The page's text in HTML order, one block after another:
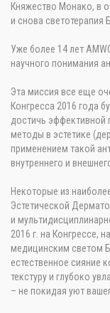
Княжество Монако, в
и снова светотерапия
Уже более 14 лет
научного понимания
Эта миссия все еще
Конгресса 2016 года
достичь эффективной
методы в эстетике
применением такой
внутреннего и
Некоторые из
Эстетической
и
2016 г. на Конгрессе,
медицинским светом
естественное сияние
текстуру и глубоко
– не покидая уют